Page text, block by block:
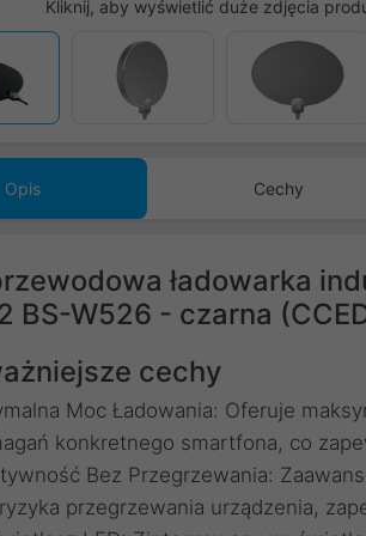
Kliknij, aby wyświetlić duże zdjęcia
Opis Cechy
ładowarka
BS-W526 - czarna
cechy
Moc Ładowania: Oferuje
konkretnego smartfona, co
Bez Przegrzewania:
przegrzewania urządzenia,